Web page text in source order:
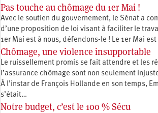
Pas touche au chômage du 1er Mai !
Avec le soutien du gouvernement, le Sénat a
d’une proposition de loi visant à faciliter le
1er Mai est à nous, défendons-le ! Le 1er Mai
Chômage, une violence insupportable
Le ruissellement promis se fait attendre et les
l’assurance chômage sont non seulement
À l’instar de François Hollande en son temps,
s’était…
Notre budget, c’est le 100 % Sécu